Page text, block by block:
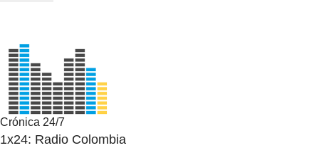
Crónica 24/7
1x24: Radio Colombia